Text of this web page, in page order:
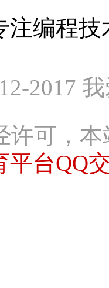
注编程
2017
许可，
台QQ